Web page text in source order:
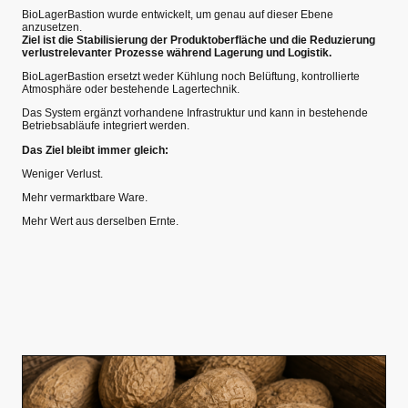
BioLagerBastion wurde entwickelt, um genau auf dieser Ebene
anzusetzen.
Ziel ist die Stabilisierung der Produktoberfläche und die Reduzierung
verlustrelevanter Prozesse während Lagerung und Logistik.
BioLagerBastion ersetzt weder Kühlung noch Belüftung, kontrollierte
Atmosphäre oder bestehende Lagertechnik.
Das System ergänzt vorhandene Infrastruktur und kann in bestehende
Betriebsabläufe integriert werden.
Das Ziel bleibt immer gleich:
Weniger Verlust.
Mehr vermarktbare Ware.
Mehr Wert aus derselben Ernte.